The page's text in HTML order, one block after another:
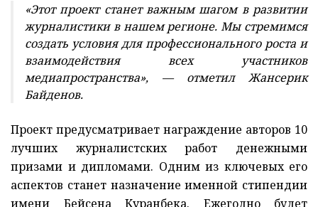
«Этот проект станет важным шагом в развитии
журналистики в нашем регионе. Мы стремимся
создать условия для профессионального роста и
взаимодействия всех участников
медиапространства», — отметил Жансерик
Байденов.
Проект предусматривает награждение авторов 10
лучших журналистских работ денежными
призами и дипломами. Одним из ключевых его
аспектов станет назначение именной стипендии
имени Бейсена Куранбека. Ежегодно будет